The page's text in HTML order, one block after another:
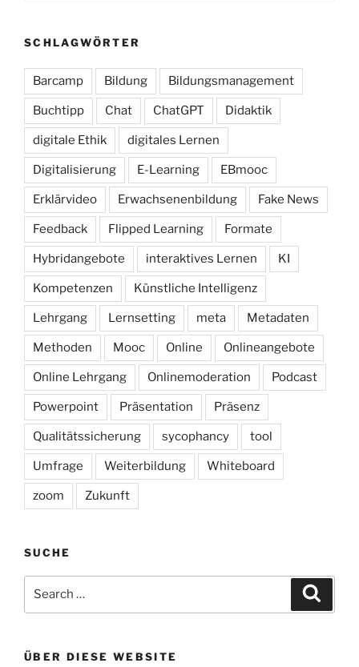
SCHLAGWÖRTER
Barcamp Bildung Bildungsmanagement
Buchtipp Chat ChatGPT Didaktik
digitale Ethik digitales Lernen
Digitalisierung E-Learning EBmooc
Erklärvideo Erwachsenenbildung Fake News
Feedback Flipped Learning Formate
Hybridangebote interaktives Lernen KI
Kompetenzen Künstliche Intelligenz
Lehrgang Lernsetting meta Metadaten
Methoden Mooc Online Onlineangebote
Online Lehrgang Onlinemoderation Podcast
Powerpoint Präsentation Präsenz
Qualitätssicherung sycophancy tool
Umfrage Weiterbildung Whiteboard
zoom Zukunft
SUCHE
ÜBER DIESE WEBSITE